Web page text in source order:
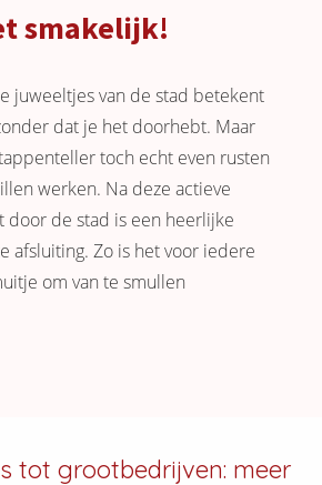
smakelijk!
juweeltjes van de stad betekent
dat je het doorhebt. Maar
toch echt even rusten
werken. Na deze actieve
door de stad is een heerlijke
afsluiting. Zo is het voor iedere
om van te smullen
tot grootbedrijven: meer